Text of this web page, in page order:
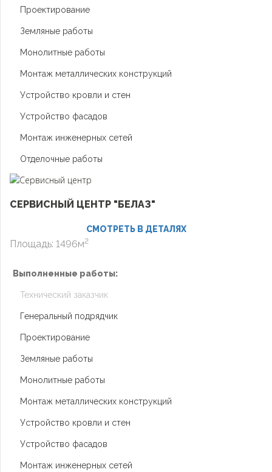
Проектирование
Земляные работы
Монолитные работы
Монтаж металлических конструкций
Устройство кровли и стен
Устройство фасадов
Монтаж инженерных сетей
Отделочные работы
СЕРВИСНЫЙ ЦЕНТР "БЕЛАЗ"
СМОТРЕТЬ В ДЕТАЛЯХ
Площадь: 1496м2
Выполненные работы:
Технический заказчик
Генеральный подрядчик
Проектирование
Земляные работы
Монолитные работы
Монтаж металлических конструкций
Устройство кровли и стен
Устройство фасадов
Монтаж инженерных сетей